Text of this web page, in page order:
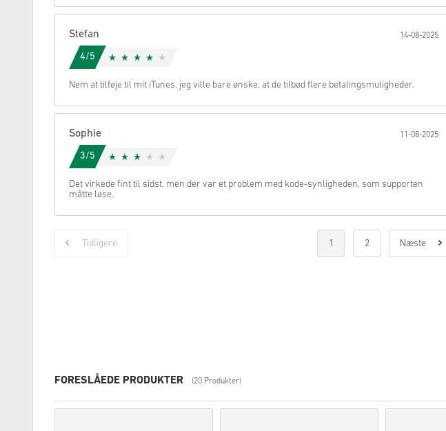
Stefan 14-08-2025
4/5
Nem at tilføje til mit iTunes, jeg ville bare ønske, at de tilbød flere betalingsmuligheder.
Sophie 11-08-2025
3/5
Det virkede fint til sidst, men der var et problem med kode-synligheden, som supporten
måtte løse.
Tidligere 1 2 Næste
FORESLÅEDE PRODUKTER (20 Produkter)